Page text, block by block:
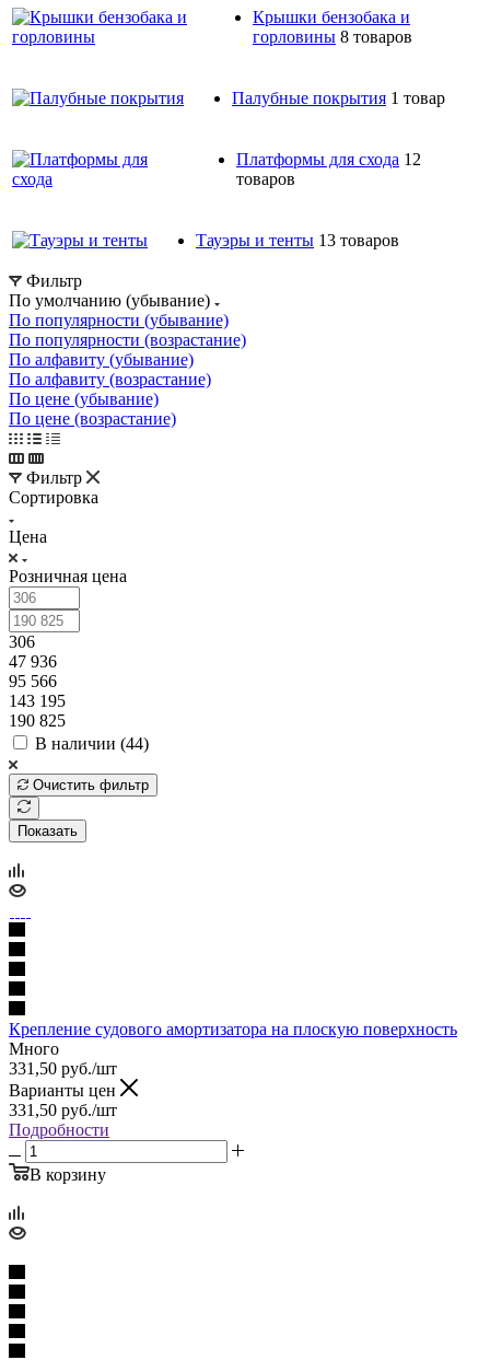
Крышки бензобака и
горловины 8 товаров
Палубные покрытия 1 товар
Платформы для схода 12
товаров
Тауэры и тенты 13 товаров
Фильтр
По умолчанию (убывание)
По популярности (убывание)
По популярности (возрастание)
По алфавиту (убывание)
По алфавиту (возрастание)
По цене (убывание)
По цене (возрастание)
Фильтр
Сортировка
Цена
Розничная цена
306
47 936
95 566
143 195
190 825
В наличии (44)
Очистить фильтр
Показать
Крепление судового амортизатора на плоскую поверхность
Много
331,50 руб./шт
Варианты цен
331,50 руб./шт
Подробности
В корзину